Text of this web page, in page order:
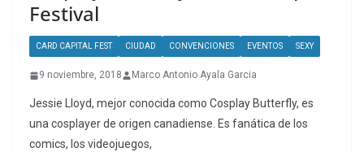
Festival
CARD CAPITAL FEST CIUDAD CONVENCIONES EVENTOS SEXY
9 noviembre, 2018 Marco Antonio Ayala Garcia
Jessie Lloyd, mejor conocida como Cosplay Butterfly, es
una cosplayer de origen canadiense. Es fanática de los
comics, los videojuegos,